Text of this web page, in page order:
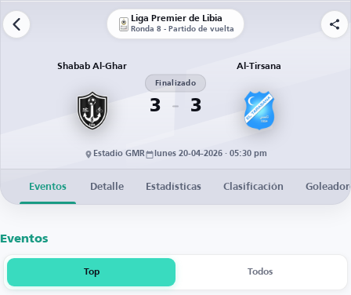
Liga Premier de Libia
Ronda 8 - Partido de vuelta
Shabab Al-Ghar
3
Finalizado
3
Al-Tirsana
Estadio GMR lunes 20-04-2026 · 05:30 pm
Eventos Detalle Estadísticas Clasificación
Eventos
Top Todos